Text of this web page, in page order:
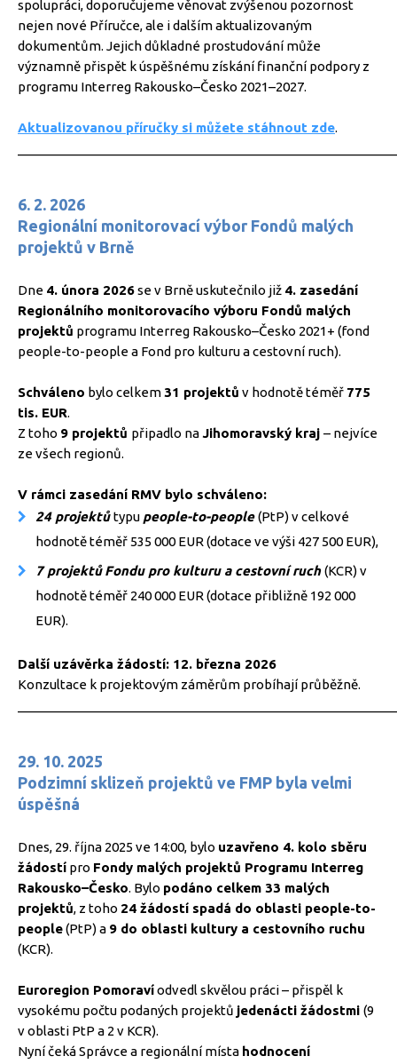
spolupráci, doporučujeme věnovat zvýšenou pozornost
nejen nové Příručce, ale i dalším aktualizovaným
dokumentům. Jejich důkladné prostudování může
významně přispět k úspěšnému získání finanční podpory z
programu Interreg Rakousko–Česko 2021–2027.
Aktualizovanou příručky si můžete stáhnout zde.
6. 2. 2026
Regionální monitorovací výbor Fondů malých
projektů v Brně
Dne 4. února 2026se v Brně uskutečnilo již 4. zasedání
Regionálního monitorovacího výboru Fondů malých
projektů programu Interreg Rakousko–Česko 2021+ (fond
people-to-people a Fond pro kulturu a cestovní ruch).
Schváleno bylo celkem31 projektů v hodnotě téměř 775
tis. EUR.
Z toho 9 projektů připadlo na Jihomoravský kraj – nejvíce
ze všech regionů.
V rámci zasedání RMV bylo schváleno:
24 projektůtypu people-to-people(PtP) v celkové
hodnotě téměř 535 000 EUR (dotace ve výši 427 500 EUR),
7 projektů Fondu pro kulturu a cestovní ruch(KCR) v
hodnotě téměř 240 000 EUR (dotace přibližně 192 000
EUR).
Další uzávěrka žádostí: 12. března 2026
Konzultace k projektovým záměrům probíhají průběžně.
29. 10. 2025
Podzimní sklizeň projektů ve FMP byla velmi
úspěšná
Dnes, 29. října 2025 ve 14:00, bylo uzavřeno 4. kolo sběru
žádostí pro Fondy malých projektů Programu Interreg
Rakousko–Česko. Bylo podáno celkem 33 malých
projektů, z toho 24 žádostí spadá do oblasti people-to-
people(PtP) a 9 do oblasti kultury a cestovního ruchu
(KCR).
Euroregion Pomoravíodvedl skvělou práci – přispěl k
vysokému počtu podaných projektů jedenácti žádostmi (9
v oblasti PtP a 2 v KCR).
Nyní čeká Správce a regionální místa hodnocení